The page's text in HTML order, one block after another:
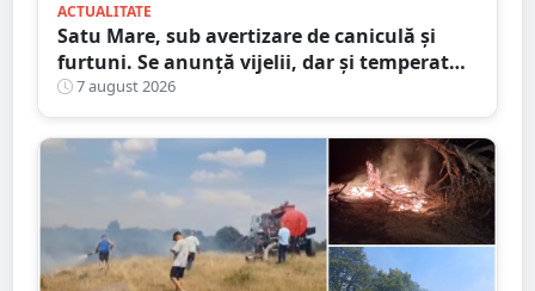
ACTUALITATE
Satu Mare, sub avertizare de caniculă și
furtuni. Se anunță vijelii, dar și temperaturi
ridicate. Avertizarea ANM
7 august 2026